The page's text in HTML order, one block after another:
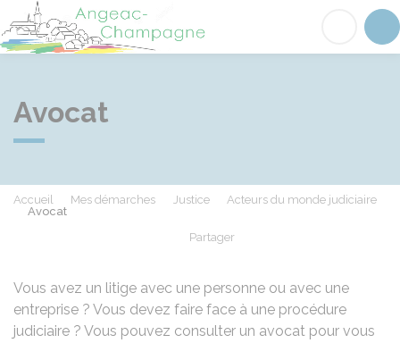
Angeac-Champagne
Avocat
Accueil Mes démarches Justice
Acteurs du monde judiciaire
Avocat
Partager
Vous avez un litige avec une personne ou avec une
entreprise ? Vous devez faire face à une procédure
judiciaire ? Vous pouvez consulter un avocat pour vous